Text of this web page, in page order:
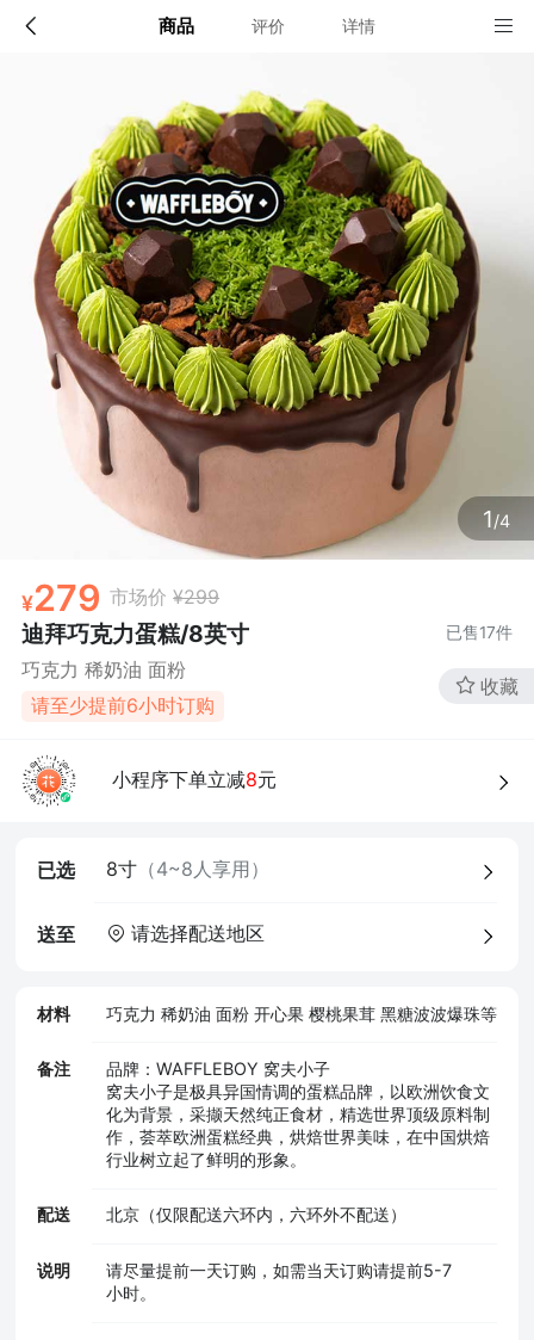
商品 评价 详情
1/4
279 市场价 ¥299
迪拜巧克力蛋糕/8英寸 已售17件
巧克力 稀奶油 面粉
请至少提前6小时订购
收藏
小程序下单立减8元
已选 8寸（4~8人享用）
送至 请选择配送地区
材料 巧克力 稀奶油 面粉 开心果 樱桃果茸 黑糖波波爆珠等
备注
品牌：WAFFLEBOY 窝夫小子
窝夫小子是极具异国情调的蛋糕品牌，以欧洲饮食文
化为背景，采撷天然纯正食材，精选世界顶级原料制
作，荟萃欧洲蛋糕经典，烘焙世界美味，在中国烘焙
行业树立起了鲜明的形象。
配送 北京（仅限配送六环内，六环外不配送）
说明
请尽量提前一天订购，如需当天订购请提前5-7
小时。
配送说明
确定
店铺信息
窝夫小子蛋糕
2、店铺地址
北京市朝阳区朝阳门外大街20号1幢9层912室
3、营业执照
4、食品经营许可证